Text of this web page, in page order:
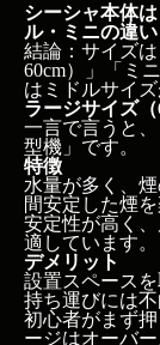
シーシャ本体
ル・ミニの違い
結論：サイズ
60cm）」「ミ
はミドルサイ
ラージサイズ
一言で言うと
型機」です。
特徴
水量が多く、
間安定した煙を
安定性が高く
適しています。
デメリット
設置スペース
持ち運びには
初心者がまず
ージはオーバ